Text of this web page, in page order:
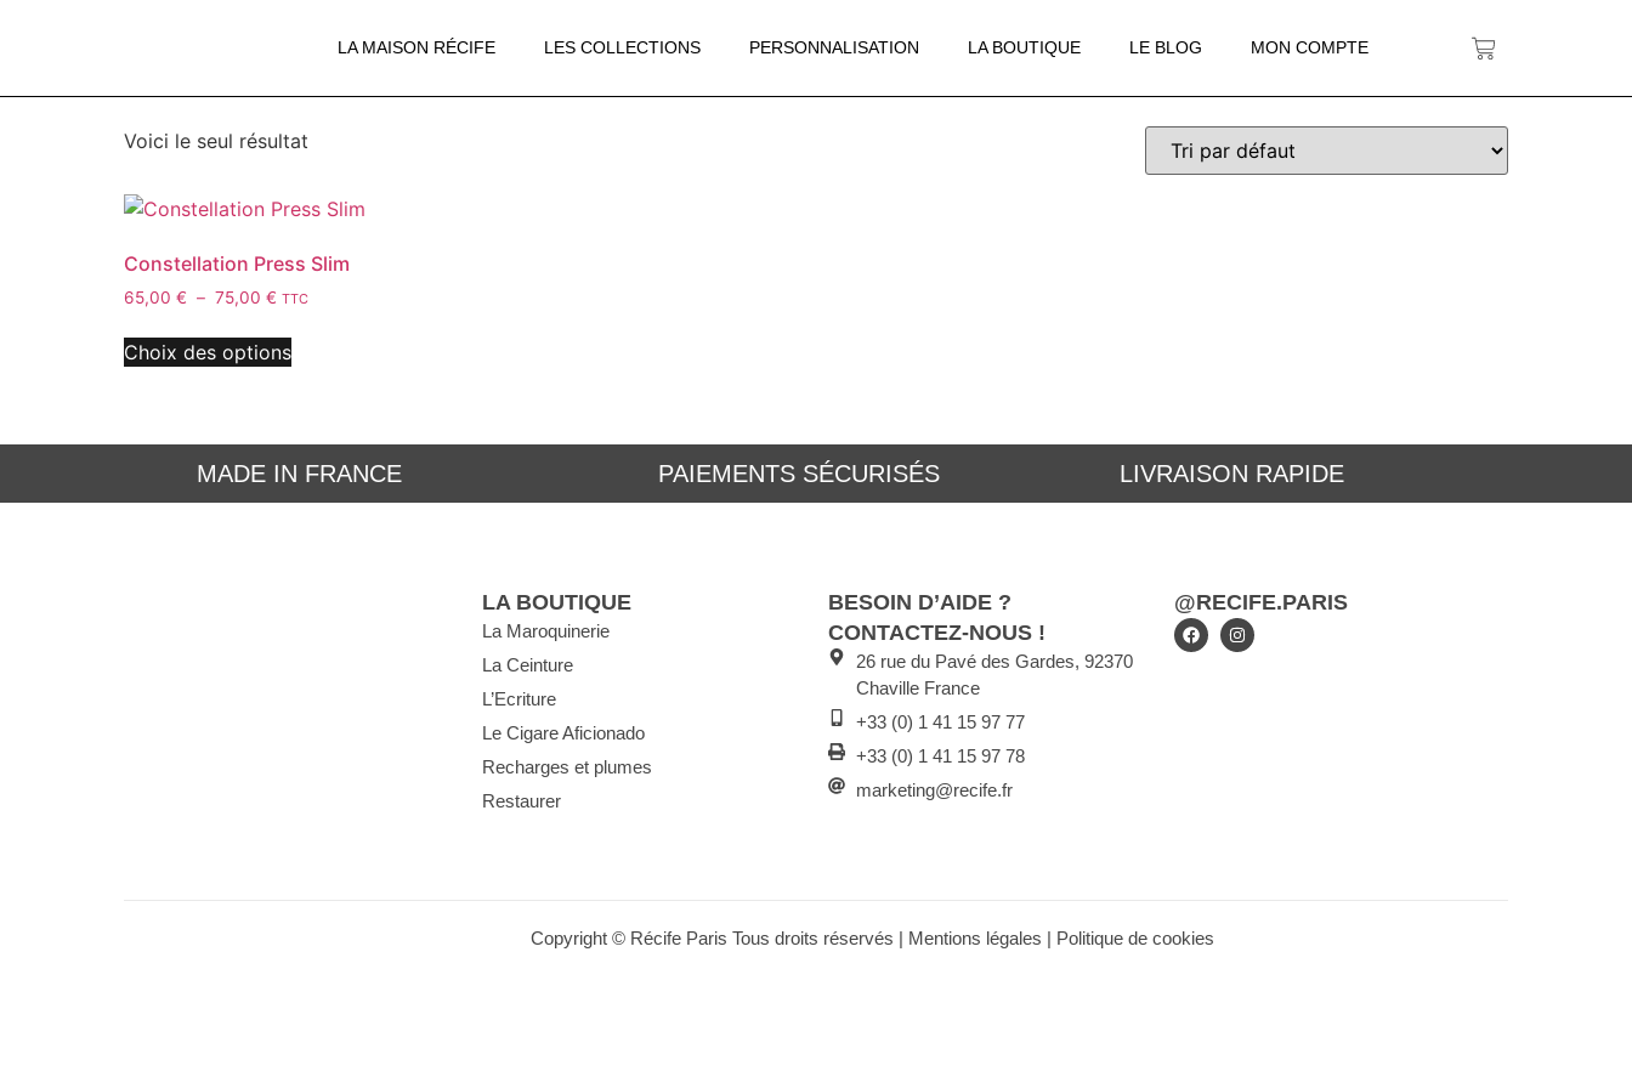
LA MAISON RÉCIFE LES COLLECTIONS PERSONNALISATION LA BOUTIQUE LE BLOG MON COMPTE
Voici le seul résultat
Constellation Press Slim
65,00 € – 75,00 € TTC
Choix des options
MADE IN FRANCE PAIEMENTS SÉCURISÉS LIVRAISON RAPIDE
LA BOUTIQUE
La Maroquinerie
La Ceinture
L’Ecriture
Le Cigare Aficionado
Recharges et plumes
Restaurer
BESOIN D’AIDE ?
CONTACTEZ-NOUS !
26 rue du Pavé des Gardes, 92370
Chaville France
+33 (0) 1 41 15 97 77
+33 (0) 1 41 15 97 78
marketing@recife.fr
@RECIFE.PARIS
Copyright © Récife Paris Tous droits réservés | Mentions légales | Politique de cookies